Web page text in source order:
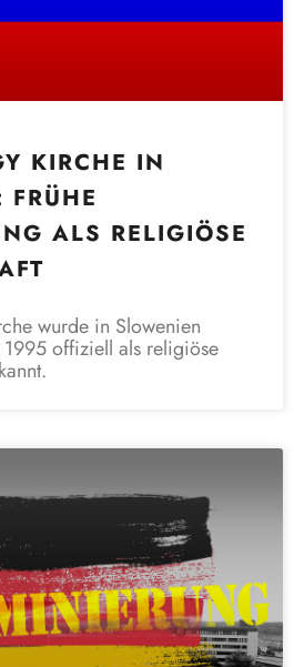
KIRCHE IN
FRÜHE
ALS RELIGIÖSE
wurde in Slowenien
offiziell als religiöse